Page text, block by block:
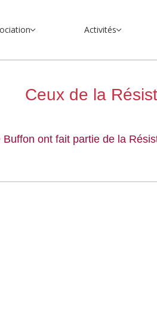
Activités
Ceux de la
ont fait partie de la